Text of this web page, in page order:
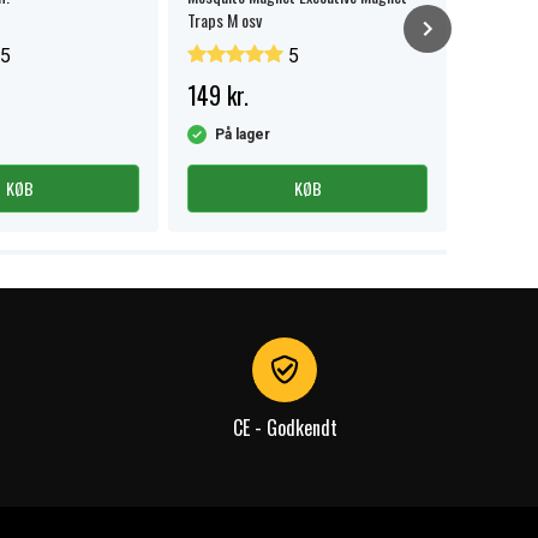
5
KØB
Traps M osv
5
149 kr.
På lager
KØB
CE - Godkendt